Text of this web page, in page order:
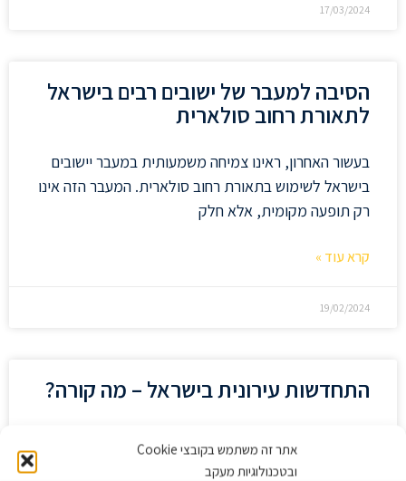
אתר זה משתמש בקובצי Cookie
ובטכנולוגיות מעקב
17/03/2024
הסיבה למעבר של ישובים רבים בישראל
לתאורת רחוב סולארית
בעשור האחרון, ראינו צמיחה משמעותית במעבר יישובים
בישראל לשימוש בתאורת רחוב סולארית. המעבר הזה אינו
רק תופעה מקומית, אלא חלק
קרא עוד »
19/02/2024
התחדשות עירונית בישראל – מה קורה?
בישראל? אתם יודעים בכלל מהי התחדשות עירונית? איך